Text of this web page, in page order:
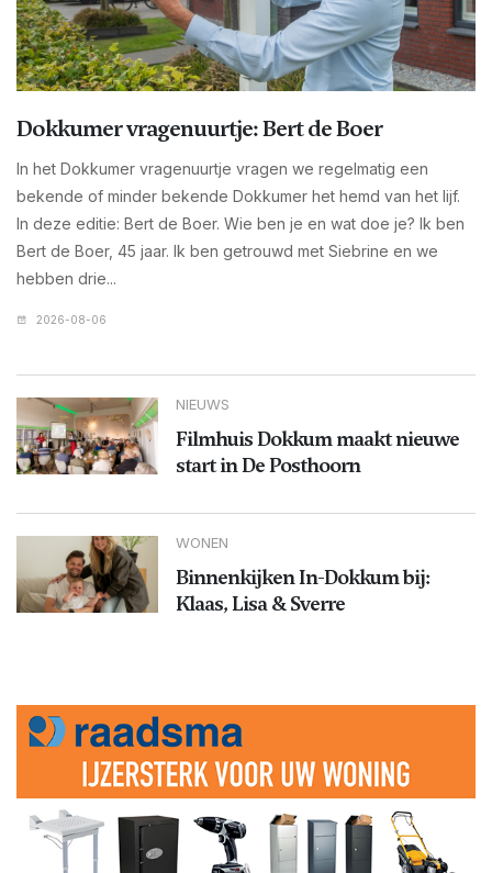
Dokkumer vragenuurtje: Bert de Boer
In het Dokkumer vragenuurtje vragen we regelmatig een
bekende of minder bekende Dokkumer het hemd van het lijf.
In deze editie: Bert de Boer. Wie ben je en wat doe je? Ik ben
Bert de Boer, 45 jaar. Ik ben getrouwd met Siebrine en we
hebben drie...
2026-08-06
NIEUWS
Filmhuis Dokkum maakt nieuwe
start in De Posthoorn
WONEN
Binnenkijken In-Dokkum bij:
Klaas, Lisa & Sverre